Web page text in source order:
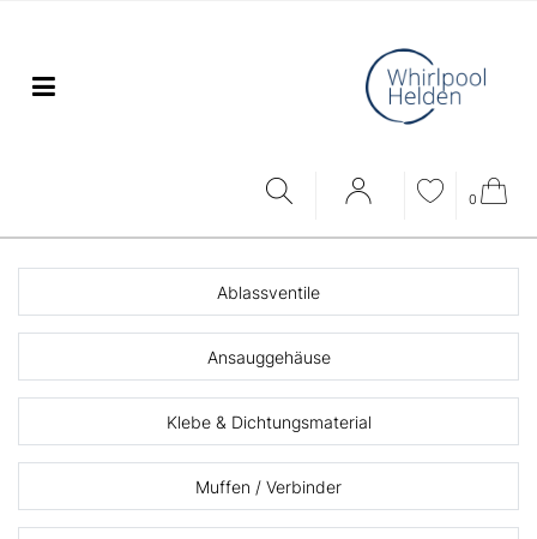
0
Ablassventile
Ansauggehäuse
Klebe & Dichtungsmaterial
Muffen / Verbinder